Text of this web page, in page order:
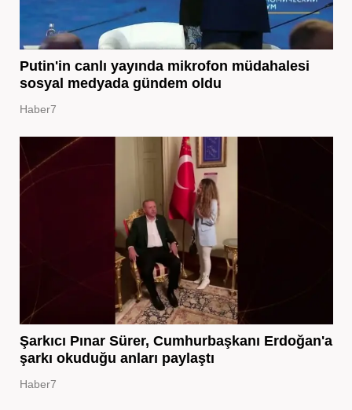
Putin'in canlı yayında mikrofon müdahalesi
sosyal medyada gündem oldu
Haber7
Şarkıcı Pınar Sürer, Cumhurbaşkanı Erdoğan'a
şarkı okuduğu anları paylaştı
Haber7